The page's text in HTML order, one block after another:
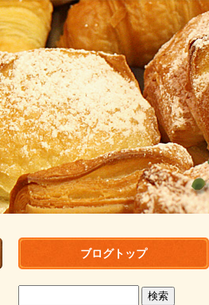
ブログトップ